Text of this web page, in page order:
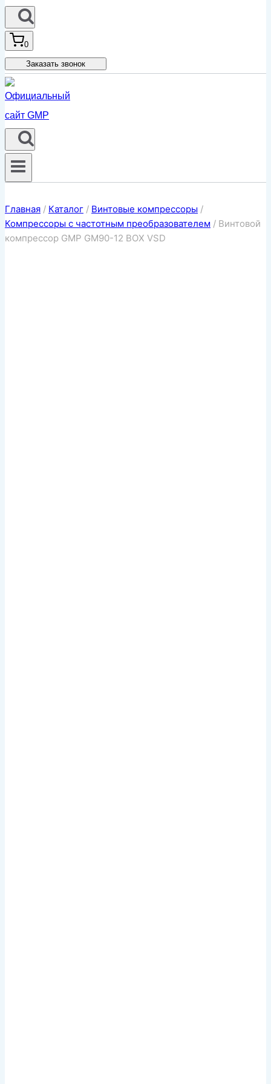
0
Заказать звонок
Главная / Каталог / Винтовые компрессоры /
Компрессоры с частотным преобразователем / Винтовой
компрессор GMP GM90-12 BOX VSD